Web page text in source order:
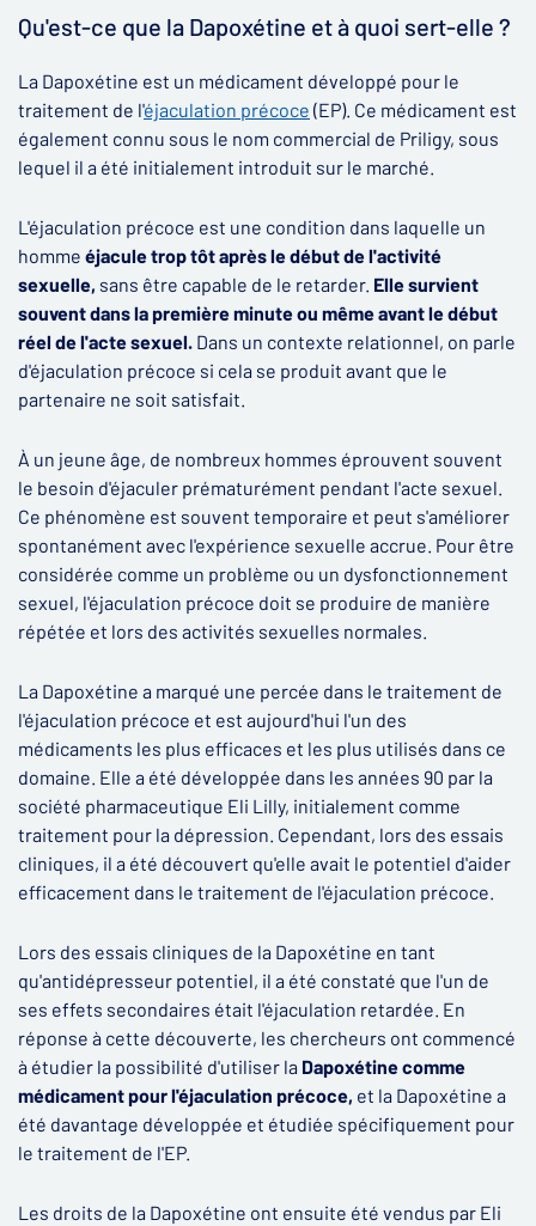
Qu'est-ce que la Dapoxétine et à quoi sert-elle ?
La Dapoxétine est un médicament développé pour le
traitement de l'éjaculation précoce (EP). Ce médicament est
également connu sous le nom commercial de Priligy, sous
lequel il a été initialement introduit sur le marché.
L'éjaculation précoce est une condition dans laquelle un
homme éjacule trop tôt après le début de l'activité
sexuelle, sans être capable de le retarder. Elle survient
souvent dans la première minute ou même avant le début
réel de l'acte sexuel. Dans un contexte relationnel, on parle
d'éjaculation précoce si cela se produit avant que le
partenaire ne soit satisfait.
À un jeune âge, de nombreux hommes éprouvent souvent
le besoin d'éjaculer prématurément pendant l'acte sexuel.
Ce phénomène est souvent temporaire et peut s'améliorer
spontanément avec l'expérience sexuelle accrue. Pour être
considérée comme un problème ou un dysfonctionnement
sexuel, l'éjaculation précoce doit se produire de manière
répétée et lors des activités sexuelles normales.
La Dapoxétine a marqué une percée dans le traitement de
l'éjaculation précoce et est aujourd'hui l'un des
médicaments les plus efficaces et les plus utilisés dans ce
domaine. Elle a été développée dans les années 90 par la
société pharmaceutique Eli Lilly, initialement comme
traitement pour la dépression. Cependant, lors des essais
cliniques, il a été découvert qu'elle avait le potentiel d'aider
efficacement dans le traitement de l'éjaculation précoce.
Lors des essais cliniques de la Dapoxétine en tant
qu'antidépresseur potentiel, il a été constaté que l'un de
ses effets secondaires était l'éjaculation retardée. En
réponse à cette découverte, les chercheurs ont commencé
à étudier la possibilité d'utiliser la Dapoxétine comme
médicament pour l'éjaculation précoce, et la Dapoxétine a
été davantage développée et étudiée spécifiquement pour
le traitement de l'EP.
Les droits de la Dapoxétine ont ensuite été vendus par Eli